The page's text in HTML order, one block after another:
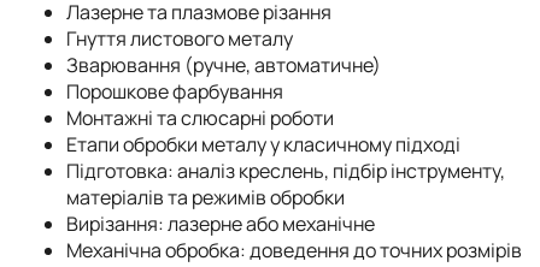
Лазерне та плазмове різання
Гнуття листового металу
Зварювання (ручне, автоматичне)
Порошкове фарбування
Монтажні та слюсарні роботи
Етапи обробки металу у класичному підході
Підготовка: аналіз креслень, підбір інструменту,
матеріалів та режимів обробки
Вирізання: лазерне або механічне
Механічна обробка: доведення до точних розмірів